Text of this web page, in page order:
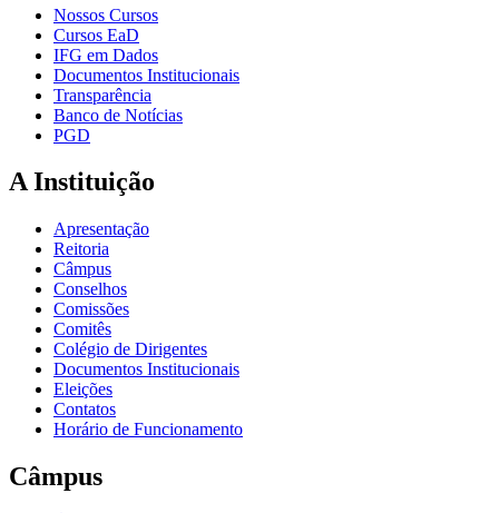
Nossos Cursos
Cursos EaD
IFG em Dados
Documentos Institucionais
Transparência
Banco de Notícias
PGD
A Instituição
Apresentação
Reitoria
Câmpus
Conselhos
Comissões
Comitês
Colégio de Dirigentes
Documentos Institucionais
Eleições
Contatos
Horário de Funcionamento
Câmpus